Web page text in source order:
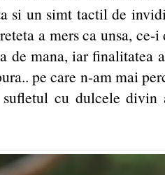
si un simt tactil de
a mers ca unsa,
de mana, iar finalitatea
pe care n-am mai
cu dulcele